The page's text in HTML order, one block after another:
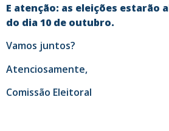
E atenção: as eleições estarão
do dia 10 de outubro.
Vamos juntos?
Atenciosamente,
Comissão Eleitoral